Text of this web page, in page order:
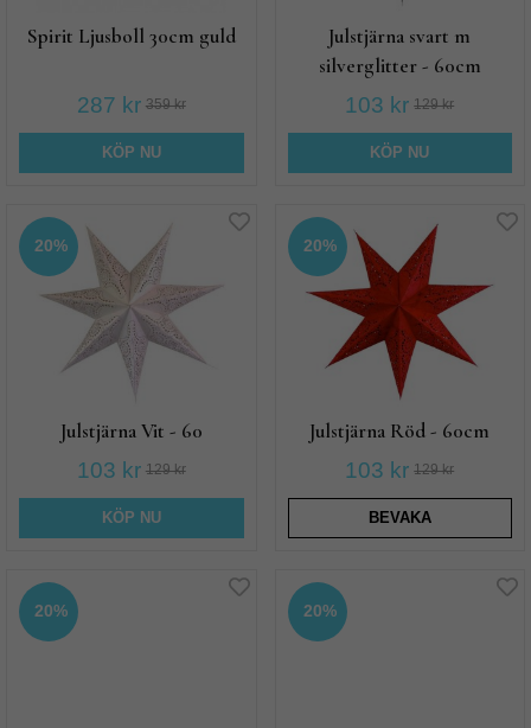
Spirit Ljusboll 30cm guld
287 kr 359 kr
KÖP NU
Julstjärna svart m
silverglitter - 60cm
103 kr 129 kr
KÖP NU
20%
Julstjärna Vit - 60
103 kr 129 kr
KÖP NU
20%
Julstjärna Röd - 60cm
103 kr 129 kr
BEVAKA
20% 20%